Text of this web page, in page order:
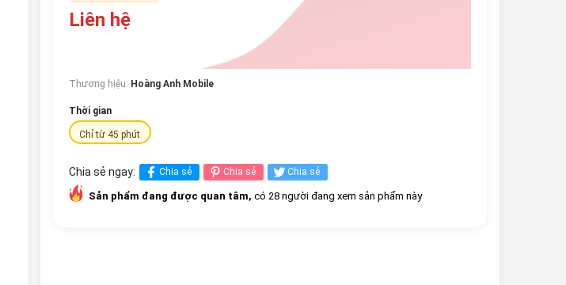
Liên hệ
Thương hiệu: Hoàng Anh Mobile
Thời gian
Chỉ từ 45 phút
Chia sẻ ngay: Chia sẻ Chia sẻ Chia sẻ
Sản phẩm đang được quan tâm, có 28 người đang xem sản phẩm này